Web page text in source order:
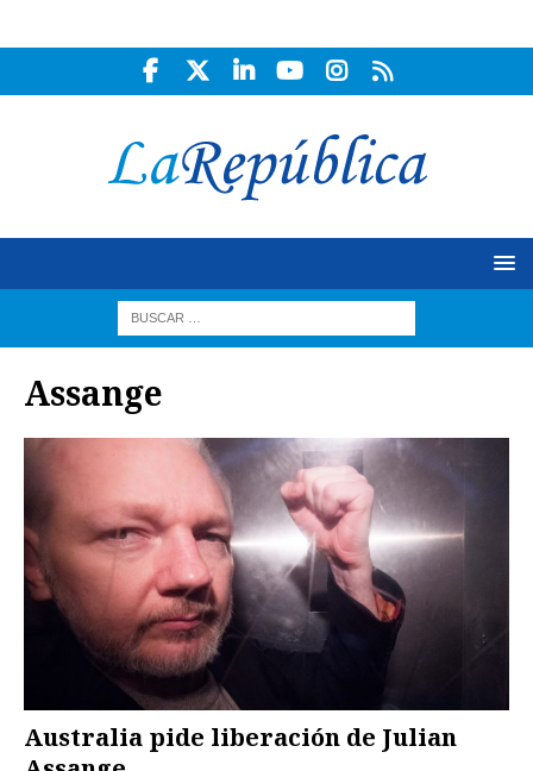
Assange
Australia pide liberación de Julian